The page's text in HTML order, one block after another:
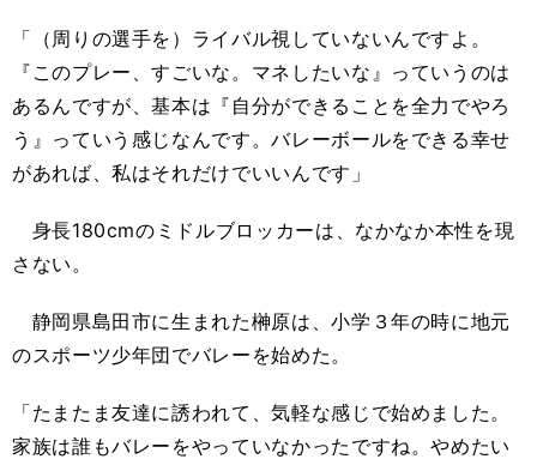
「（周りの選手を）ライバル視していないんですよ。
『このプレー、すごいな。マネしたいな』っていうのは
あるんですが、基本は『自分ができることを全力でやろ
う』っていう感じなんです。バレーボールをできる幸せ
があれば、私はそれだけでいいんです」
身長180cmのミドルブロッカーは、なかなか本性を現
さない。
静岡県島田市に生まれた榊原は、小学３年の時に地元
のスポーツ少年団でバレーを始めた。
「たまたま友達に誘われて、気軽な感じで始めました。
家族は誰もバレーをやっていなかったですね。やめたい